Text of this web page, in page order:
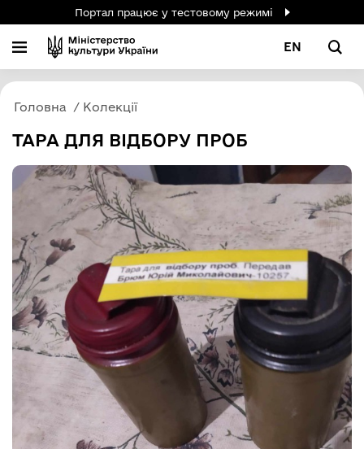
Портал працює у тестовому режимі
EN
Головна Колекції
ТАРА ДЛЯ ВІДБОРУ ПРОБ